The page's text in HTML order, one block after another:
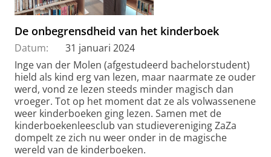
De onbegrensdheid van het kinderboek
Datum:
31 januari 2024
Inge van der Molen (afgestudeerd bachelorstudent)
hield als kind erg van lezen, maar naarmate ze ouder
werd, vond ze lezen steeds minder magisch dan
vroeger. Tot op het moment dat ze als volwassenene
weer kinderboeken ging lezen. Samen met de
kinderboekenleesclub van studievereniging ZaZa
dompelt ze zich nu weer onder in de magische
wereld van de kinderboeken.